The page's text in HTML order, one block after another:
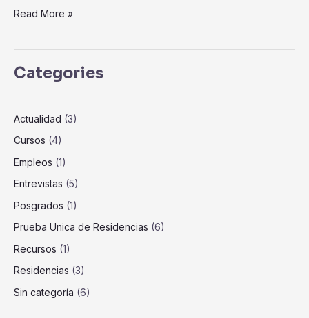
Read More »
Categories
Actualidad (3)
Cursos (4)
Empleos (1)
Entrevistas (5)
Posgrados (1)
Prueba Unica de Residencias (6)
Recursos (1)
Residencias (3)
Sin categoría (6)